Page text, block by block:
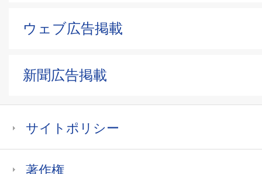
ウェブ広告掲載
新聞広告掲載
サイトポリシー
著作権